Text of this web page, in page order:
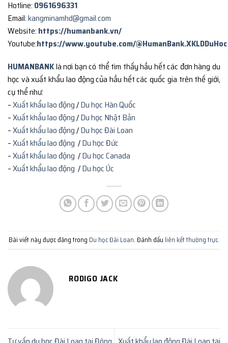
Hotline: 0961696331
Email:kangminamhd@gmail.com
Website: https://humanbank.vn/
Youtube:https://www.youtube.com/@HumanBank.XKLDDuHoc
HUMANBANKlà nơi bạn có thể tìm thấy hầu hết các đơn hàng du
học và xuất khẩu lao động của hầu hết các quốc gia trên thế giới,
cụ thể như:
–Xuất khẩu lao động/Du học Hàn Quốc
–Xuất khẩu lao động/Du học Nhật Bản
–Xuất khẩu lao động/Du học Đài Loan
–Xuất khẩu lao động /Du học Đức
–Xuất khẩu lao động /Du học Canada
–Xuất khẩu lao động /Du học Úc
Bài viết này được đăng trong Du học Đài Loan. Đánh dấu liên kết thường trực.
RODIGO JACK